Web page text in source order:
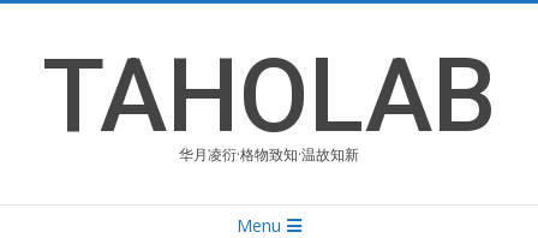
contentTAHOLAB
华月凌衍·格物致知·温故知新
Menu